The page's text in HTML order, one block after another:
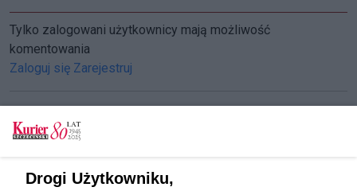
Tylko zalogowani użytkownicy mają możliwość
komentowania
Zaloguj się Zarejestruj
Siatkówka. Pierwszy transfer Lotto Chemika
Drogi Użytkowniku,